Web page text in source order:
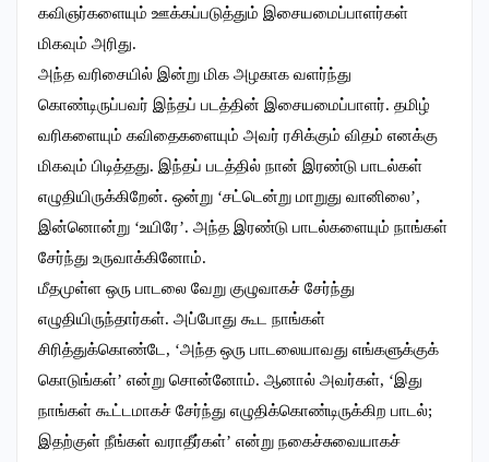
கவிஞர்களையும் ஊக்கப்படுத்தும் இசையமைப்பாளர்கள்
மிகவும் அரிது.
அந்த வரிசையில் இன்று மிக அழகாக வளர்ந்து
கொண்டிருப்பவர் இந்தப் படத்தின் இசையமைப்பாளர். தமிழ்
வரிகளையும் கவிதைகளையும் அவர் ரசிக்கும் விதம் எனக்கு
மிகவும் பிடித்தது. இந்தப் படத்தில் நான் இரண்டு பாடல்கள்
எழுதியிருக்கிறேன். ஒன்று ‘சட்டென்று மாறுது வானிலை’,
இன்னொன்று ‘உயிரே’. அந்த இரண்டு பாடல்களையும் நாங்கள்
சேர்ந்து உருவாக்கினோம்.
மீதமுள்ள ஒரு பாடலை வேறு குழுவாகச் சேர்ந்து
எழுதியிருந்தார்கள். அப்போது கூட நாங்கள்
சிரித்துக்கொண்டே, ‘அந்த ஒரு பாடலையாவது எங்களுக்குக்
கொடுங்கள்’ என்று சொன்னோம். ஆனால் அவர்கள், ‘இது
நாங்கள் கூட்டமாகச் சேர்ந்து எழுதிக்கொண்டிருக்கிற பாடல்;
இதற்குள் நீங்கள் வராதீர்கள்’ என்று நகைச்சுவையாகச்